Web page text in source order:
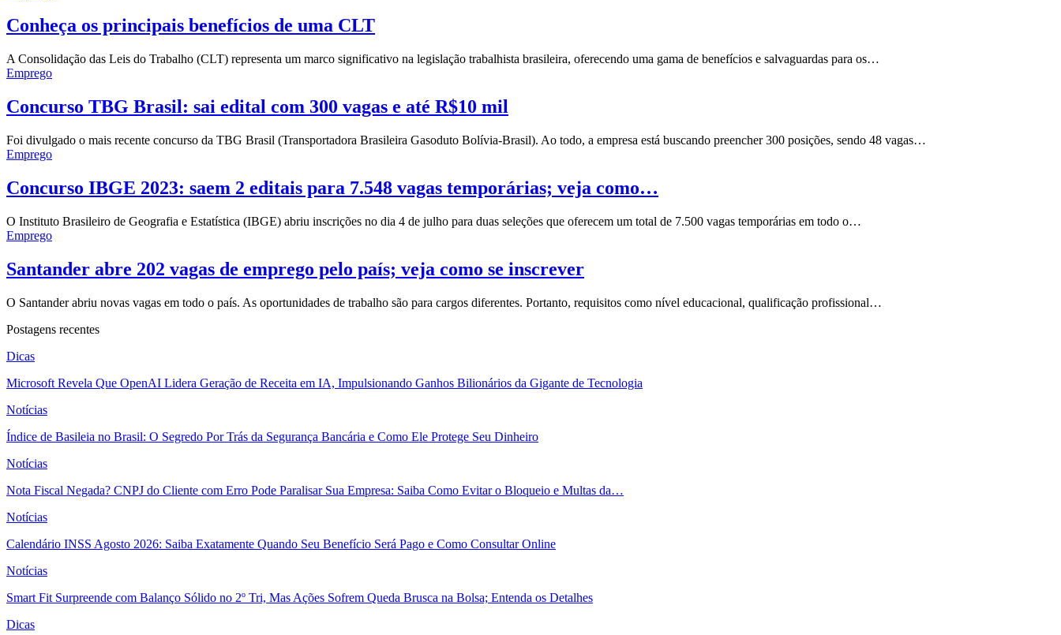
Conheça os principais benefícios de uma CLT
A Consolidação das Leis do Trabalho (CLT) representa um marco significativo na legislação trabalhista brasileira, oferecendo uma gama de benefícios e salvaguardas para os…
Emprego
Concurso TBG Brasil: sai edital com 300 vagas e até R$10 mil
Foi divulgado o mais recente concurso da TBG Brasil (Transportadora Brasileira Gasoduto Bolívia-Brasil). Ao todo, a empresa está buscando preencher 300 posições, sendo 48 vagas…
Emprego
Concurso IBGE 2023: saem 2 editais para 7.548 vagas temporárias; veja como…
O Instituto Brasileiro de Geografia e Estatística (IBGE) abriu inscrições no dia 4 de julho para duas seleções que oferecem um total de 7.500 vagas temporárias em todo o…
Emprego
Santander abre 202 vagas de emprego pelo país; veja como se inscrever
O Santander abriu novas vagas em todo o país. As oportunidades de trabalho são para cargos diferentes. Portanto, requisitos como nível educacional, qualificação profissional…
Postagens recentes
Dicas
Microsoft Revela Que OpenAI Lidera Geração de Receita em IA, Impulsionando Ganhos Bilionários da Gigante de Tecnologia
Notícias
Índice de Basileia no Brasil: O Segredo Por Trás da Segurança Bancária e Como Ele Protege Seu Dinheiro
Notícias
Nota Fiscal Negada? CNPJ do Cliente com Erro Pode Paralisar Sua Empresa: Saiba Como Evitar o Bloqueio e Multas da…
Notícias
Calendário INSS Agosto 2026: Saiba Exatamente Quando Seu Benefício Será Pago e Como Consultar Online
Notícias
Smart Fit Surpreende com Balanço Sólido no 2º Tri, Mas Ações Sofrem Queda Brusca na Bolsa; Entenda os Detalhes
Dicas